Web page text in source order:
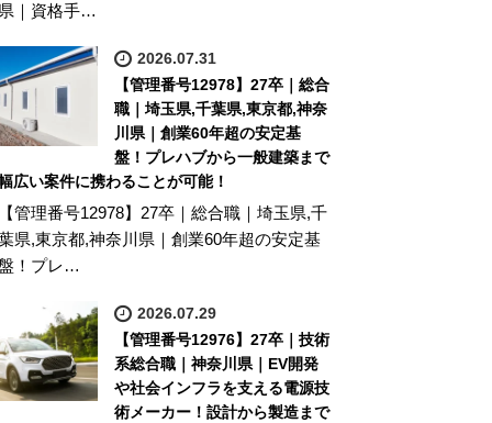
｜資格手…
2026.07.31
【管理番号12978】27卒｜総合
職｜埼玉県,千葉県,東京都,神奈
川県｜創業60年超の安定基
盤！プレハブから一般建築まで
広い案件に携わることが可能！
管理番号12978】27卒｜総合職｜埼玉県,千
県,東京都,神奈川県｜創業60年超の安定基
！プレ…
2026.07.29
【管理番号12976】27卒｜技術
系総合職｜神奈川県｜EV開発
や社会インフラを支える電源技
術メーカー！設計から製造まで